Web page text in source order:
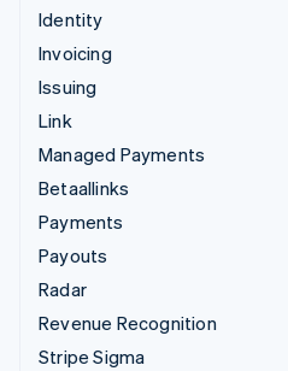
Identity
Invoicing
Issuing
Link
Managed Payments
Betaallinks
Payments
Payouts
Radar
Revenue Recognition
Stripe Sigma